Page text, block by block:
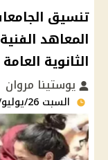
المعاهد
الثانوية
يوستينا مروان
السبت 26/يوليو/2025 - 04:00 ص